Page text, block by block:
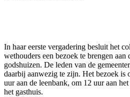
In haar eerste vergadering besluit het
wethouders een bezoek te brengen aan
godshuizen. De leden van de
daarbij aanwezig te zijn. Het bezoek is
uur aan de leenbank, om 12 uur aan
het gasthuis.